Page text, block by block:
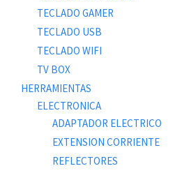
TECLADO GAMER
TECLADO USB
TECLADO WIFI
TV BOX
HERRAMIENTAS
ELECTRONICA
ADAPTADOR ELECTRICO
EXTENSION CORRIENTE
REFLECTORES